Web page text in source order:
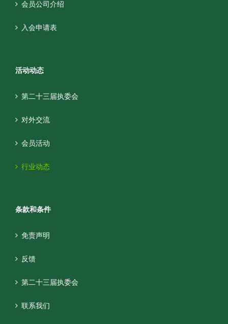
会员公司介绍
入会申请表
活动动态
第二十三届执委会
对外交流
会员活动
行业动态
条款和条件
免责声明
反馈
第二十三届执委会
联系我们